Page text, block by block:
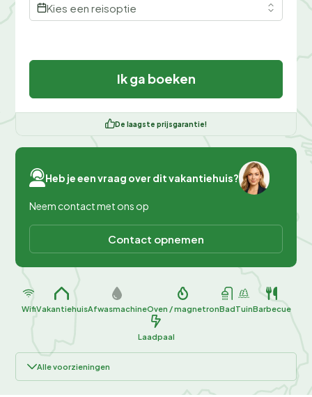
Kies een reisoptie
Ik ga boeken
De laagste prijsgarantie!
Heb je een vraag over dit vakantiehuis?
Neem contact met ons op
Contact opnemen
WifiVakantiehuisAfwasmachineOven / magnetronBadTuinBarbecue
Laadpaal
Alle voorzieningen